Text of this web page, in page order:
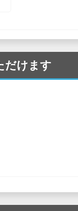
だけます